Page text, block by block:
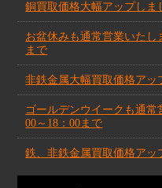
銅買取価格大幅アップしま
お盆休みも通常営業いた
まで
非鉄金属大幅買取価格アッ
ゴールデンウイークも通
00～18：00まで
鉄、非鉄金属買取価格アッ